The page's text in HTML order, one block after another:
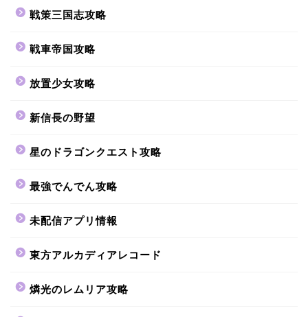
戦策三国志攻略
戦車帝国攻略
放置少女攻略
新信長の野望
星のドラゴンクエスト攻略
最強でんでん攻略
未配信アプリ情報
東方アルカディアレコード
燐光のレムリア攻略